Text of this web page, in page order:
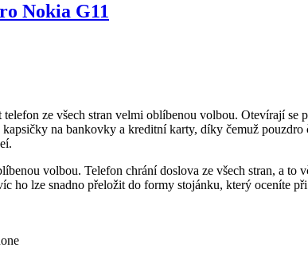
Nokia G11
ze všech stran velmi oblíbenou volbou. Otevírají se
na bankovky a kreditní karty, díky čemuž
volbou. Telefon chrání doslova ze všech stran, a to
ho lze snadno přeložit do formy stojánku, který oceníte